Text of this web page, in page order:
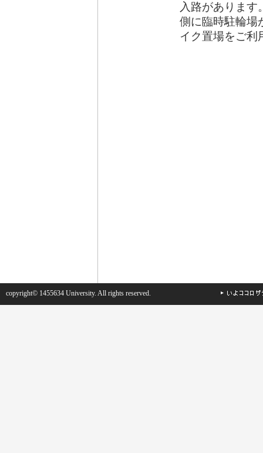
入路がありま
側に臨時駐輪場
イク置場をご利
copyright© 1455634 University. All rights reserved.